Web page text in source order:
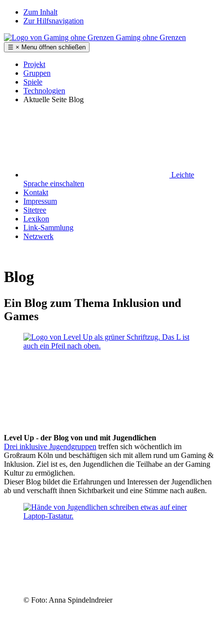
Zum Inhalt
Zur Hilfsnavigation
Gaming ohne Grenzen
☰ × Menu öffnen schließen
Projekt
Gruppen
Spiele
Technologien
Aktuelle Seite Blog
Leichte
Sprache einschalten
Kontakt
Impressum
Sitetree
Lexikon
Link-Sammlung
Netzwerk
Blog
Ein Blog zum Thema Inklusion und
Games
Level Up - der Blog von und mit Jugendlichen
Drei inklusive Jugendgruppen treffen sich wöchentlich im
Großraum Köln und beschäftigen sich mit allem rund um Gaming &
Inklusion. Ziel ist es, den Jugendlichen die Teilhabe an der Gaming
Kultur zu ermöglichen.
Dieser Blog bildet die Erfahrungen und Interessen der Jugendlichen
ab und verschafft ihnen Sichtbarkeit und eine Stimme nach außen.
© Foto: Anna Spindelndreier